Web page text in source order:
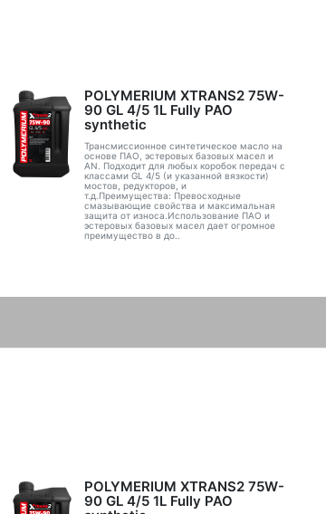
POLYMERIUM XTRANS2 75W-
90 GL 4/5 1L Fully PAO
synthetic
Трансмиссионное синтетическое масло на
основе ПАО, эстеровых базовых масел и
AN. Подходит для любых коробок передач с
классами GL 4/5 (и указанной вязкости)
мостов, редукторов, и
т.д.Преимущества: Превосходные
смазывающие свойства и максимальная
защита от износа.Использование ПАО и
эстеровых базовых масел дает огромное
преимущество в до..
POLYMERIUM XTRANS2 75W-
90 GL 4/5 1L Fully PAO